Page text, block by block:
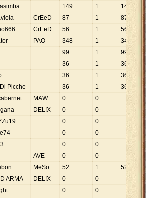
149 1
149
CrEeD 87 1
87
CrEeD. 56 1
56
PAO 348 1
348
99 1
99
36 1
36
36 1
36
Picche 36 1
36
MAW 0
0
DEL!X 0
0
0
0
0
0
0
0
AVE 0
0
MeSo 52 1
52
ARMA DEL!X 0
0
0 0